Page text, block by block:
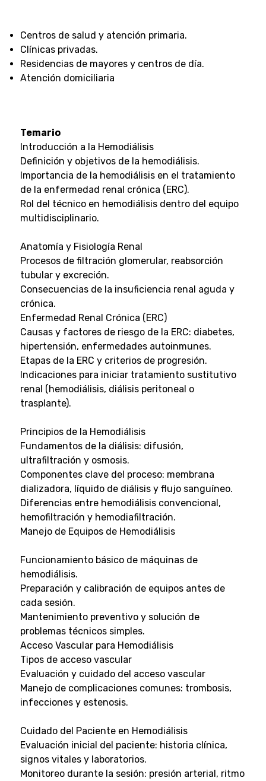
Centros de salud y atención primaria.
Clínicas privadas.
Residencias de mayores y centros de día.
Atención domiciliaria
Temario
Introducción a la Hemodiálisis
Definición y objetivos de la hemodiálisis.
Importancia de la hemodiálisis en el tratamiento
de la enfermedad renal crónica (ERC).
Rol del técnico en hemodiálisis dentro del equipo
multidisciplinario.
Anatomía y Fisiología Renal
Procesos de filtración glomerular, reabsorción
tubular y excreción.
Consecuencias de la insuficiencia renal aguda y
crónica.
Enfermedad Renal Crónica (ERC)
Causas y factores de riesgo de la ERC: diabetes,
hipertensión, enfermedades autoinmunes.
Etapas de la ERC y criterios de progresión.
Indicaciones para iniciar tratamiento sustitutivo
renal (hemodiálisis, diálisis peritoneal o
trasplante).
Principios de la Hemodiálisis
Fundamentos de la diálisis: difusión,
ultrafiltración y osmosis.
Componentes clave del proceso: membrana
dializadora, líquido de diálisis y flujo sanguíneo.
Diferencias entre hemodiálisis convencional,
hemofiltración y hemodiafiltración.
Manejo de Equipos de Hemodiálisis
Funcionamiento básico de máquinas de
hemodiálisis.
Preparación y calibración de equipos antes de
cada sesión.
Mantenimiento preventivo y solución de
problemas técnicos simples.
Acceso Vascular para Hemodiálisis
Tipos de acceso vascular
Evaluación y cuidado del acceso vascular
Manejo de complicaciones comunes: trombosis,
infecciones y estenosis.
Cuidado del Paciente en Hemodiálisis
Evaluación inicial del paciente: historia clínica,
signos vitales y laboratorios.
Monitoreo durante la sesión: presión arterial, ritmo